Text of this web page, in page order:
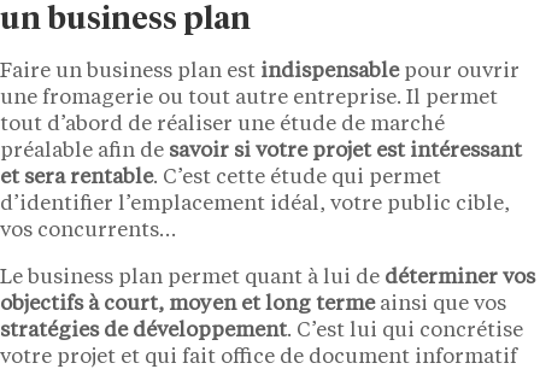
un business plan
Faire un business plan est indispensablepour ouvrir
une fromagerie ou tout autre entreprise. Il permet
tout d’abord de réaliser une étude de marché
préalable afin de savoir si votre projet est intéressant
et sera rentable. C’est cette étude qui permet
d’identifier l’emplacement idéal, votre public cible,
vos concurrents…
Le business plan permet quant à lui de déterminer vos
objectifs à court, moyen et long termeainsi que vos
stratégies de développement. C’est lui qui concrétise
votre projet et qui fait office de document informatif